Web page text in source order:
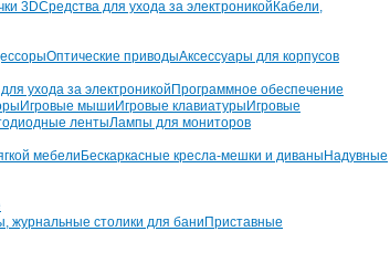
3DСредства для ухода за электроникой Кабели,
Оптические приводыАксессуары для корпусов
ухода за электроникой Программное обеспечение
Игровые мыши Игровые клавиатуры Игровые
лентыЛампы для мониторов
мебели Бескаркасные кресла-мешки и диваны Надувные
журнальные столики для бани Приставные